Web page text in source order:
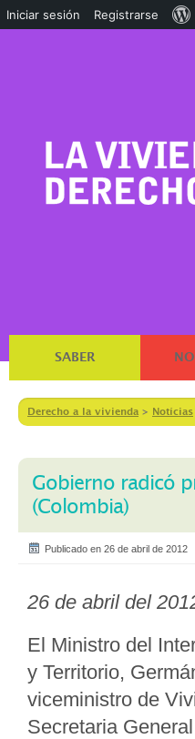
SABER
Derecho a la vivienda > Notícias
Gobierno radicó
(Colombia)
Publicado en 26 de abril de 2012
26 de abril del
El Ministro del
y Territorio,
viceministro de
Secretaria
Iniciar sesión Registrarse